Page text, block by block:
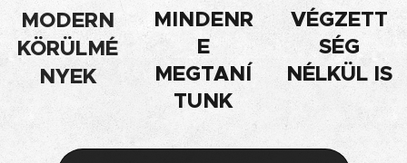
MODERN
KÖRÜLMÉ
NYEK
MINDENR
E
MEGTANÍ
TUNK
VÉGZETT
SÉG
NÉLKÜL IS